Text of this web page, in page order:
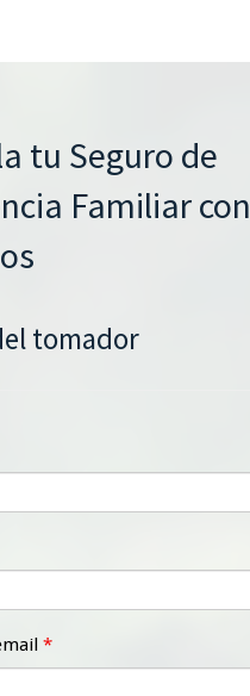
tu Seguro de
Familiar con
tomador
*